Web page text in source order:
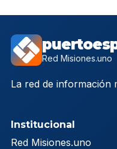
Red Misiones.uno
La red de información
Institucional
Red Misiones.uno